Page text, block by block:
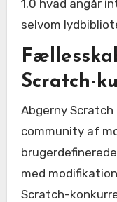
1.0 hvad angår
selvom
Scratch-
Abgerny
community af
med
Scratch-